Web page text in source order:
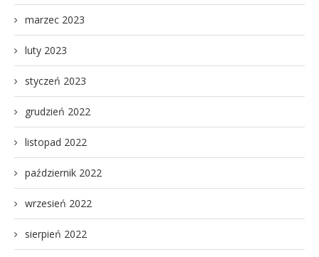
marzec 2023
luty 2023
styczeń 2023
grudzień 2022
listopad 2022
październik 2022
wrzesień 2022
sierpień 2022